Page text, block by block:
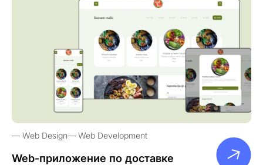
Web Design Web Development
Web-приложение по доставке